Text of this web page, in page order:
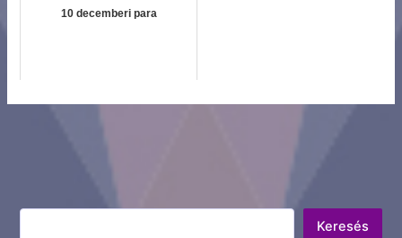
10 decemberi para
Keresés
Keresés